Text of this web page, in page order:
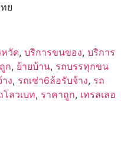
ย
วัด, บริการขนของ, บริการ
ก, ย้ายบ้าน, รถบรรทุกขน
ง, รถเช่า6ล้อรับจ้าง, รถ
โลวเบท, ราคาถูก, เทรลเลอ